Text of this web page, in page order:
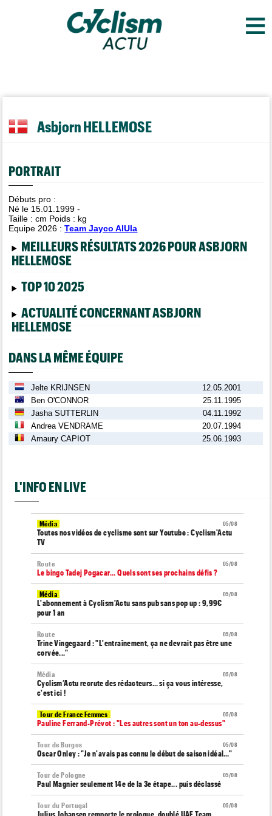
≡
Asbjorn HELLEMOSE
PORTRAIT
Débuts pro :
Né le 15.01.1999 -
Taille :cm Poids : kg
Equipe 2026 :Team Jayco AlUla
MEILLEURS RÉSULTATS 2026 POUR ASBJORN
HELLEMOSE
TOP 10 2025
ACTUALITÉ CONCERNANT ASBJORN
HELLEMOSE
DANS LA MÊME ÉQUIPE
Jelte KRIJNSEN
12.05.2001
Ben O'CONNOR
25.11.1995
Jasha SUTTERLIN
04.11.1992
Andrea VENDRAME
20.07.1994
Amaury CAPIOT
25.06.1993
L'INFO EN LIVE
05/08
Média
Toutes nos vidéos de cyclisme sont sur Youtube : Cyclism'Actu
TV
05/08
Route
Le bingo Tadej Pogacar... Quels sont ses prochains défis ?
05/08
Média
L'abonnement à Cyclism'Actu sans pub sans pop up : 9,99€
pour 1 an
05/08
Route
Trine Vingegaard : "L'entraînement, ça ne devrait pas être une
corvée..."
05/08
Média
Cyclism’Actu recrute des rédacteurs… si ça vous intéresse,
c'est ici !
05/08
Tour de France Femmes
Pauline Ferrand-Prévot : "Les autres sont un ton au-dessus"
05/08
Tour de Burgos
Oscar Onley : "Je n'avais pas connu le début de saison idéal…"
05/08
Tour de Pologne
Paul Magnier seulement 14e de la 3e étape... puis déclassé
05/08
Tour du Portugal